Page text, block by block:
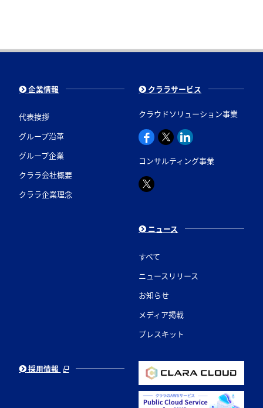
企業情報
代表挨拶
グループ沿革
グループ企業
クララ会社概要
クララ企業理念
クララサービス
クラウドソリューション事業
コンサルティング事業
ニュース
すべて
ニュースリリース
お知らせ
メディア掲載
プレスキット
採用情報